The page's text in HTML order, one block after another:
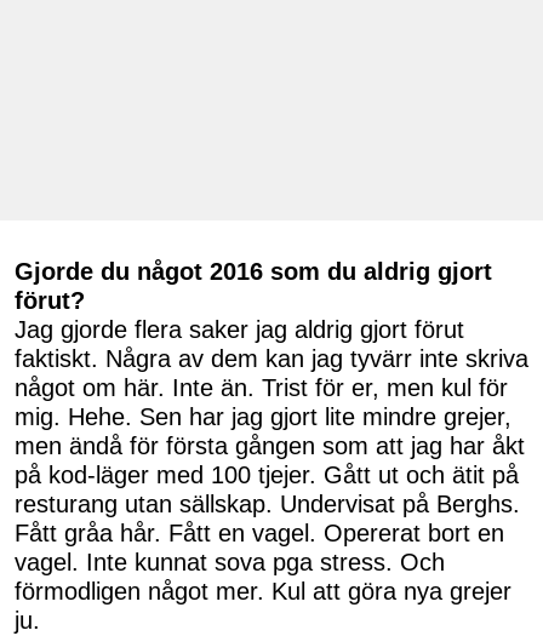
Gjorde du något 2016 som du aldrig gjort
förut?
Jag gjorde flera saker jag aldrig gjort förut
faktiskt. Några av dem kan jag tyvärr inte skriva
något om här. Inte än. Trist för er, men kul för
mig. Hehe. Sen har jag gjort lite mindre grejer,
men ändå för första gången som att jag har åkt
på kod-läger med 100 tjejer. Gått ut och ätit på
resturang utan sällskap. Undervisat på Berghs.
Fått gråa hår. Fått en vagel. Opererat bort en
vagel. Inte kunnat sova pga stress. Och
förmodligen något mer. Kul att göra nya grejer
ju.